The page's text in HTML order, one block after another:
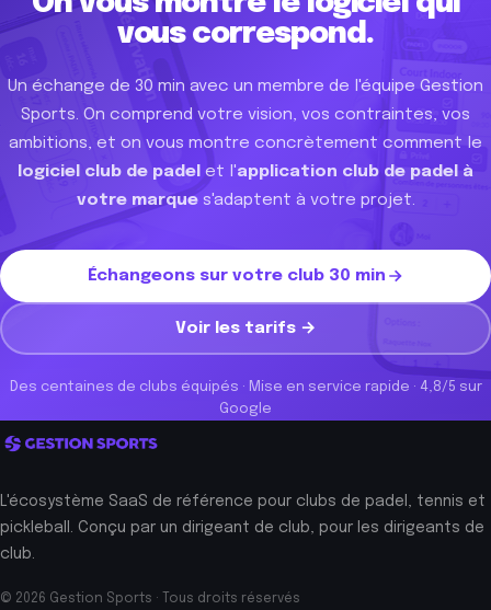
vous correspond.
Un échange de 30 min avec un membre de l'équipe Gestion
Sports. On comprend votre vision, vos contraintes, vos
ambitions, et on vous montre concrètement comment le
logiciel club de padel et l'application club de padel à
votre marques'adaptent à votre projet.
Échangeons sur votre club 30 min
Voir les tarifs →
Des centaines de clubs équipés · Mise en service rapide · 4,8/5 sur
Google
L'écosystème SaaS de référence pour clubs de padel, tennis et
pickleball. Conçu par un dirigeant de club, pour les dirigeants de
club.
© 2026 Gestion Sports · Tous droits réservés